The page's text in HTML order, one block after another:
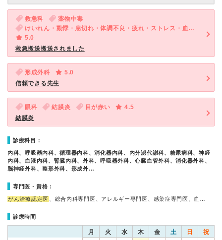
救急科
薬物中毒
けいれん・動悸・息切れ・体調不良・疲れ・ストレス・血圧が高い
5.0
救急搬送搬送されました
形成外科
5.0
信頼できる先生
眼科 結膜炎 目が赤い
4.5
結膜炎
診療科目：
内科、呼吸器内科、循環器内科、消化器内科、内分泌代謝科、糖尿病科、神経
内科、血液内科、腎臓内科、外科、呼吸器外科、心臓血管外科、消化器外科、
脳神経外科、整形外科、形成外…
専門医・資格：
がん治療認定医 、総合内科専門医、アレルギー専門医、感染症専門医、血…
診療時間
月 火 水 木 金 土 日 祝